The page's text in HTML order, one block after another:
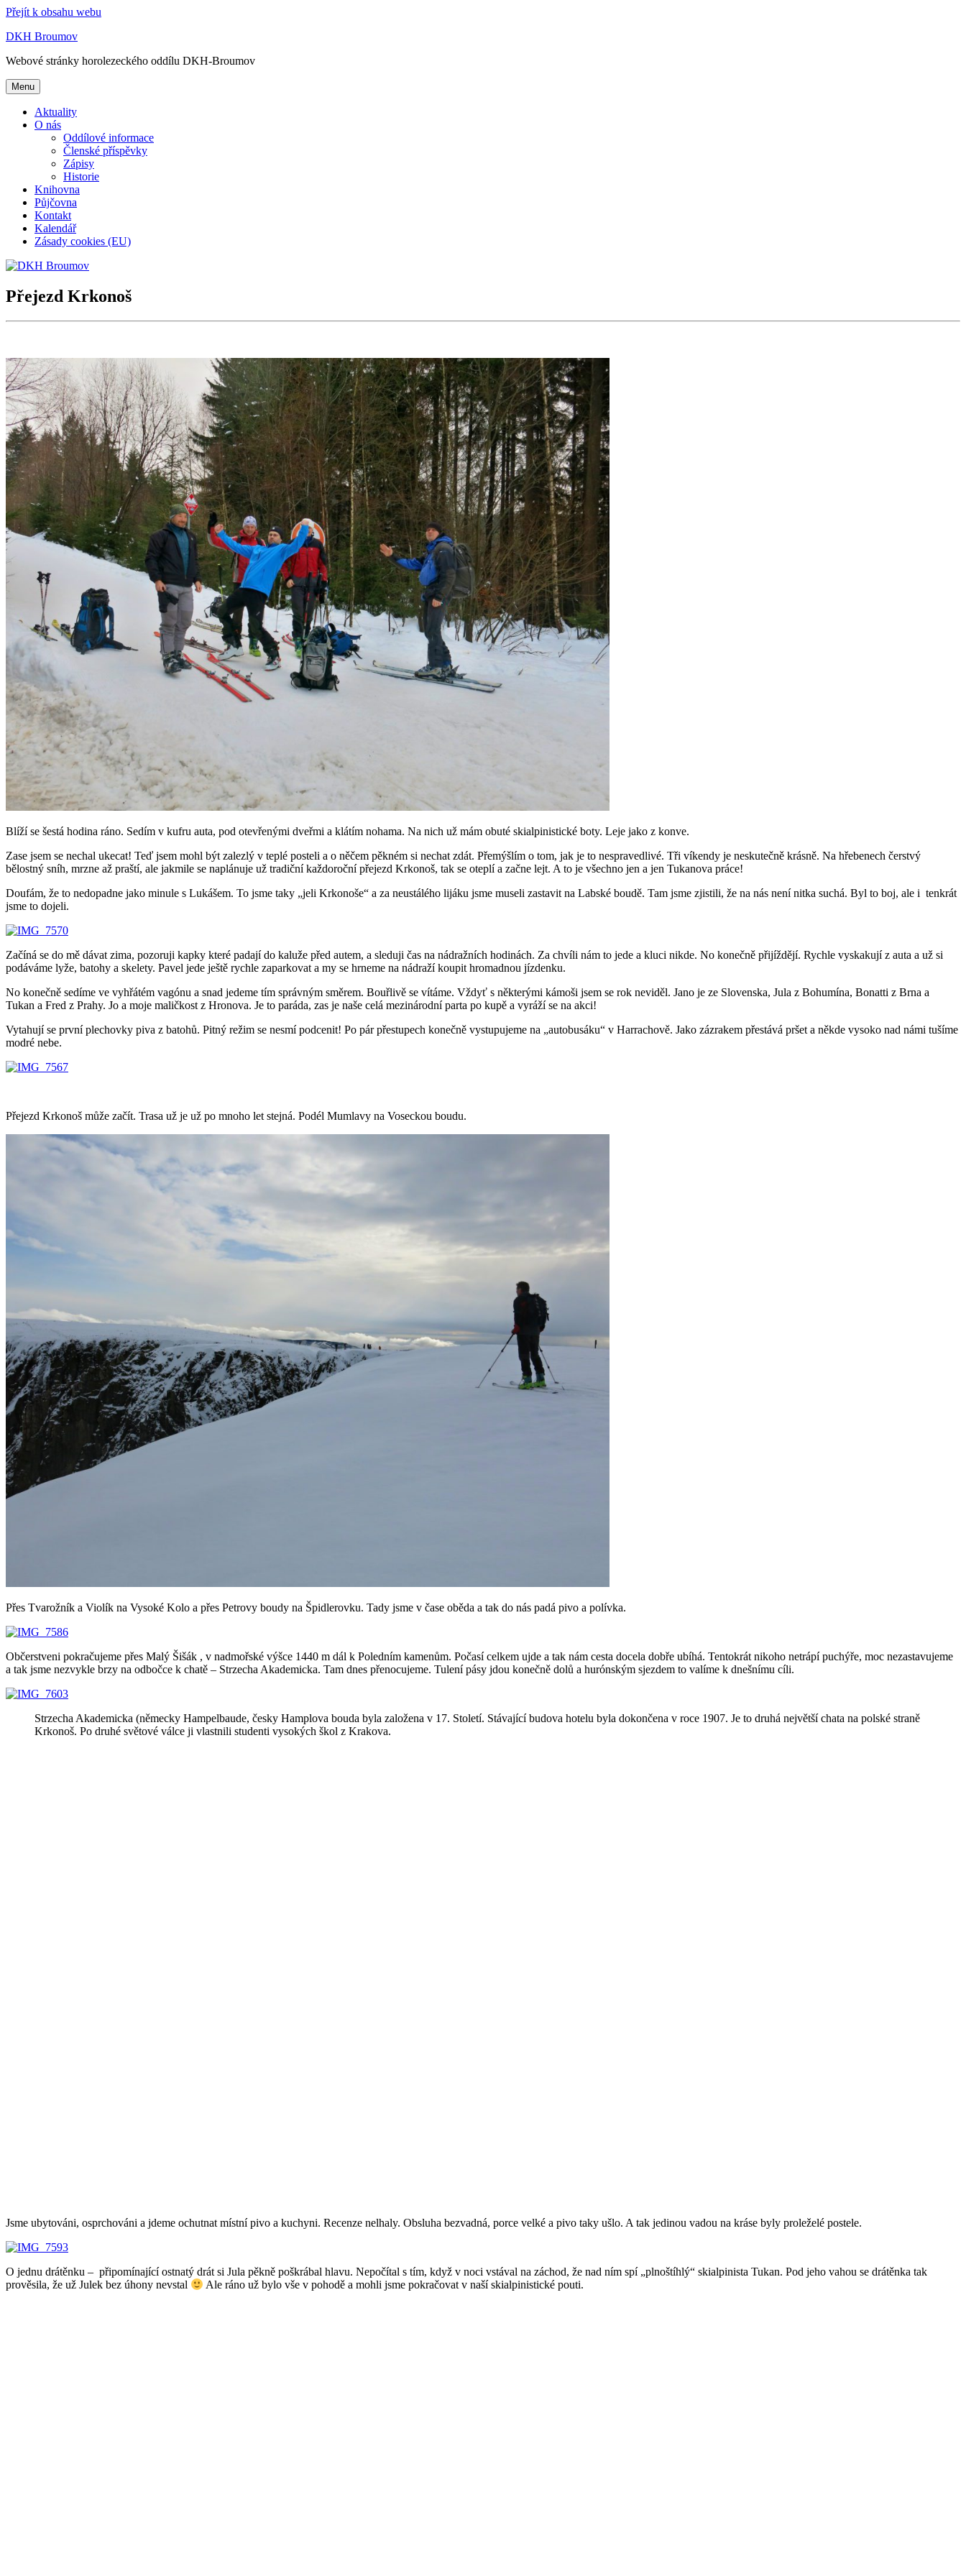
Přejít k obsahu webu
DKH Broumov
Webové stránky horolezeckého oddílu DKH-Broumov
Menu
Aktuality
O nás
Oddílové informace
Členské příspěvky
Zápisy
Historie
Knihovna
Půjčovna
Kontakt
Kalendář
Zásady cookies (EU)
Přejezd Krkonoš
Blíží se šestá hodina ráno. Sedím v kufru auta, pod otevřenými dveřmi a klátím nohama. Na nich už mám obuté skialpinistické boty. Leje jako z konve.
Zase jsem se nechal ukecat! Teď jsem mohl být zalezlý v teplé posteli a o něčem pěkném si nechat zdát. Přemýšlím o tom, jak je to nespravedlivé. Tři víkendy je neskutečně krásně. Na hřebenech čerstvý
bělostný sníh, mrzne až praští, ale jakmile se naplánuje už tradiční každoroční přejezd Krkonoš, tak se oteplí a začne lejt. A to je všechno jen a jen Tukanova práce!
Doufám, že to nedopadne jako minule s Lukášem. To jsme taky „jeli Krkonoše“ a za neustálého lijáku jsme museli zastavit na Labské boudě. Tam jsme zjistili, že na nás není nitka suchá. Byl to boj, ale i tenkrát
jsme to dojeli.
Začíná se do mě dávat zima, pozoruji kapky které padají do kaluže před autem, a sleduji čas na nádražních hodinách. Za chvíli nám to jede a kluci nikde. No konečně přijíždějí. Rychle vyskakují z auta a už si
podáváme lyže, batohy a skelety. Pavel jede ještě rychle zaparkovat a my se hrneme na nádraží koupit hromadnou jízdenku.
No konečně sedíme ve vyhřátém vagónu a snad jedeme tím správným směrem. Bouřlivě se vítáme. Vždyť s některými kámoši jsem se rok neviděl. Jano je ze Slovenska, Jula z Bohumína, Bonatti z Brna a
Tukan a Fred z Prahy. Jo a moje maličkost z Hronova. Je to paráda, zas je naše celá mezinárodní parta po kupě a vyráží se na akci!
Vytahují se první plechovky piva z batohů. Pitný režim se nesmí podcenit! Po pár přestupech konečně vystupujeme na „autobusáku“ v Harrachově. Jako zázrakem přestává pršet a někde vysoko nad námi tušíme
modré nebe.
Přejezd Krkonoš může začít. Trasa už je už po mnoho let stejná. Podél Mumlavy na Voseckou boudu.
Přes Tvarožník a Violík na Vysoké Kolo a přes Petrovy boudy na Špidlerovku. Tady jsme v čase oběda a tak do nás padá pivo a polívka.
Občerstveni pokračujeme přes Malý Šišák , v nadmořské výšce 1440 m dál k Poledním kamenům. Počasí celkem ujde a tak nám cesta docela dobře ubíhá. Tentokrát nikoho netrápí puchýře, moc nezastavujeme
a tak jsme nezvykle brzy na odbočce k chatě – Strzecha Akademicka. Tam dnes přenocujeme. Tulení pásy jdou konečně dolů a hurónským sjezdem to valíme k dnešnímu cíli.
Strzecha Akademicka (německy Hampelbaude, česky Hamplova bouda byla založena v 17. Století. Stávající budova hotelu byla dokončena v roce 1907. Je to druhá největší chata na polské straně
Krkonoš. Po druhé světové válce ji vlastnili studenti vysokých škol z Krakova.
Jsme ubytováni, osprchováni a jdeme ochutnat místní pivo a kuchyni. Recenze nelhaly. Obsluha bezvadná, porce velké a pivo taky ušlo. A tak jedinou vadou na kráse byly proleželé postele.
O jednu drátěnku – připomínající ostnatý drát si Jula pěkně poškrábal hlavu. Nepočítal s tím, když v noci vstával na záchod, že nad ním spí „plnoštíhlý“ skialpinista Tukan. Pod jeho vahou se drátěnka tak
prověsila, že už Julek bez úhony nevstal
Ale ráno už bylo vše v pohodě a mohli jsme pokračovat v naší skialpinistické pouti.